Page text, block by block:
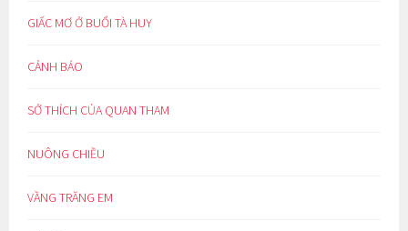
GIẤC MƠ Ở BUỔI TÀ HUY
CẢNH BÁO
SỞ THÍCH CỦA QUAN THAM
NUÔNG CHIỀU
VẦNG TRĂNG EM